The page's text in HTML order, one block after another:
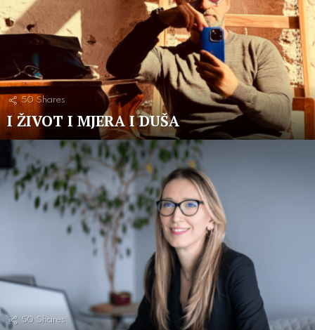
50 Shares
I ŽIVOT I MJERA I DUŠA
50 Shares